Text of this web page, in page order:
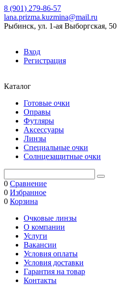
8 (901) 279-86-57
lana.prizma.kuzmina@mail.ru
Рыбинск, ул. 1-ая Выборгская, 50
Вход
Регистрация
Каталог
Готовые очки
Оправы
Футляры
Аксессуары
Линзы
Специальные очки
Солнцезащитные очки
0 Сравнение
0 Избранное
0 Корзина
Очковые линзы
O компании
Услуги
Вакансии
Условия оплаты
Условия доставки
Гарантия на товар
Контакты